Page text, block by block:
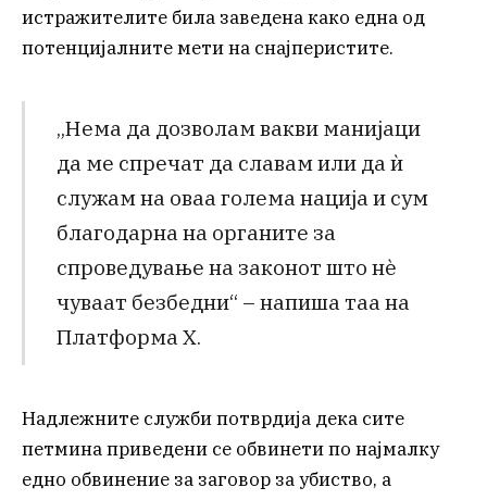
истражителите била заведена како една од
потенцијалните мети на снајперистите.
„Нема да дозволам вакви манијаци
да ме спречат да славам или да ѝ
служам на оваа голема нација и сум
благодарна на органите за
спроведување на законот што нè
чуваат безбедни“ – напиша таа на
Платформа X.
Надлежните служби потврдија дека сите
петмина приведени се обвинети по најмалку
едно обвинение за заговор за убиство, а